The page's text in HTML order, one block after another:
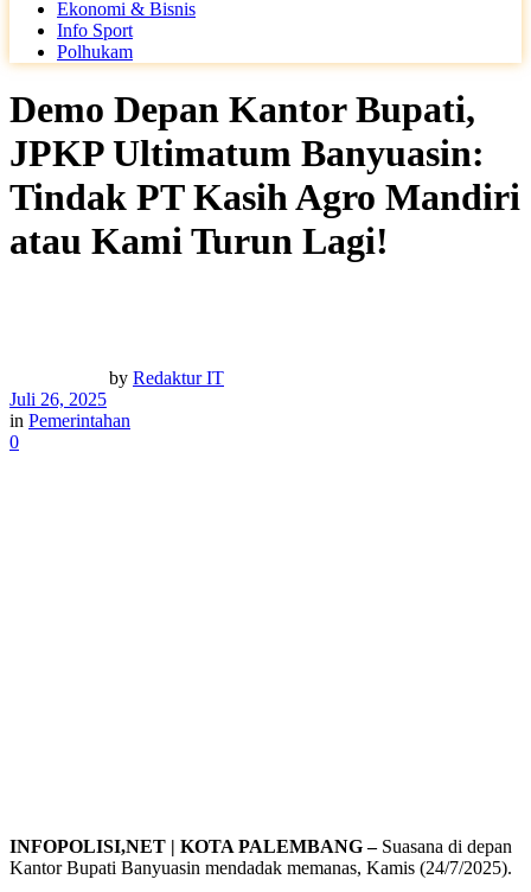
Ekonomi & Bisnis
Info Sport
Polhukam
Demo Depan Kantor Bupati,
JPKP Ultimatum Banyuasin:
Tindak PT Kasih Agro Mandiri
atau Kami Turun Lagi!
by Redaktur IT
Juli 26, 2025
in Pemerintahan
0
INFOPOLISI,NET | KOTA PALEMBANG –Suasana di depan
Kantor Bupati Banyuasin mendadak memanas, Kamis (24/7/2025).